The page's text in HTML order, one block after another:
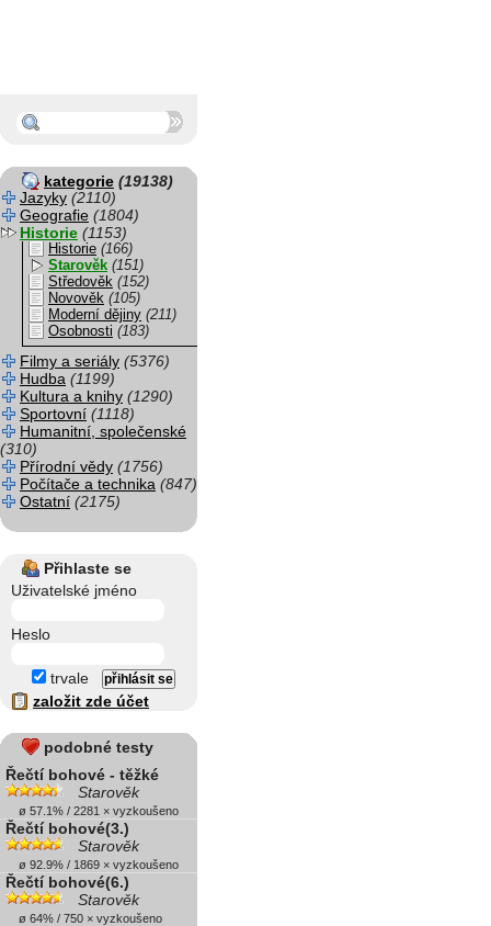
kategorie (19138)
Jazyky (2110)
Geografie (1804)
Historie (1153)
Historie (166)
Starověk (151)
Středověk (152)
Novověk (105)
Moderní dějiny (211)
Osobnosti (183)
Filmy a seriály (5376)
Hudba (1199)
Kultura a knihy (1290)
Sportovní (1118)
Humanitní, společenské
(310)
Přírodní vědy (1756)
Počítače a technika (847)
Ostatní (2175)
Přihlaste se
Uživatelské jméno
Heslo
trvale
založit zde účet
podobné testy
Řečtí bohové - těžké
Starověk
ø 57.1% / 2281 × vyzkoušeno
Řečtí bohové(3.)
Starověk
ø 92.9% / 1869 × vyzkoušeno
Řečtí bohové(6.)
Starověk
ø 64% / 750 × vyzkoušeno